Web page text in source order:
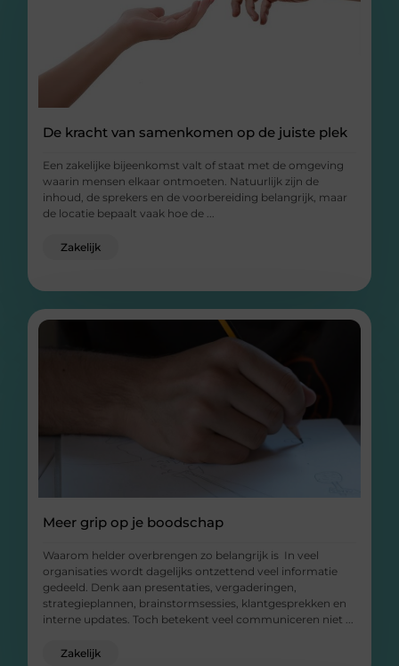
De kracht van samenkomen op de juiste plek
Een zakelijke bijeenkomst valt of staat met de omgeving
waarin mensen elkaar ontmoeten. Natuurlijk zijn de
inhoud, de sprekers en de voorbereiding belangrijk, maar
de locatie bepaalt vaak hoe de ...
Zakelijk
Meer grip op je boodschap
Waarom helder overbrengen zo belangrijk is In veel
organisaties wordt dagelijks ontzettend veel informatie
gedeeld. Denk aan presentaties, vergaderingen,
strategieplannen, brainstormsessies, klantgesprekken en
interne updates. Toch betekent veel communiceren niet ...
Zakelijk